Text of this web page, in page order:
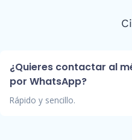
¿Quieres contactar al
por WhatsApp?
Rápido y sencillo.